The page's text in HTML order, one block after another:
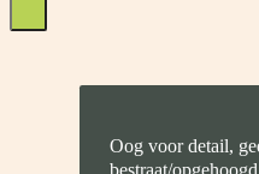
Oog voor detail,